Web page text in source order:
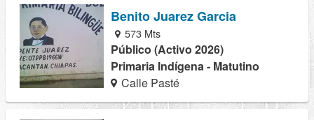
Benito Juarez Garcia
573 Mts
Público (Activo 2026)
Primaria Indígena - Matutino
Calle Pasté